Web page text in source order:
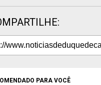
PARA VOCÊ